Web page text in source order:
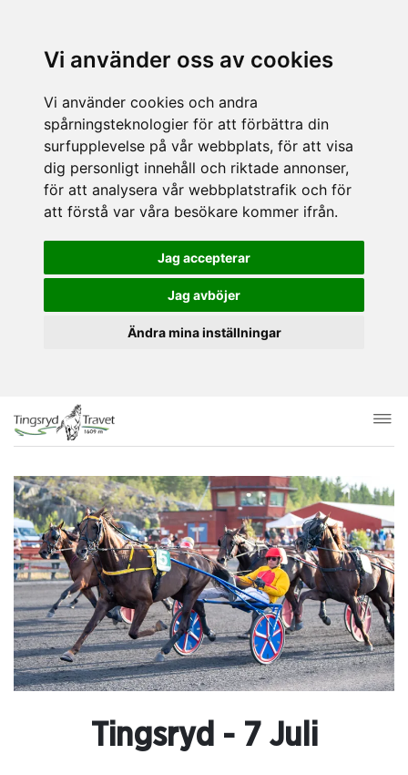
Vi använder oss av cookies
Vi använder cookies och andra
spårningsteknologier för att förbättra din
surfupplevelse på vår webbplats, för att visa
dig personligt innehåll och riktade annonser,
för att analysera vår webbplatstrafik och för
att förstå var våra besökare kommer ifrån.
Jag accepterar
Jag avböjer
Ändra mina inställningar
Tingsryd - 7 Juli